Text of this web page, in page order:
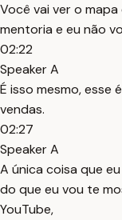
Você vai ver o
mentoria e eu não
02:22
Speaker A
É isso mesmo, esse
vendas.
02:27
Speaker A
A única coisa que
do que eu vou te
YouTube,